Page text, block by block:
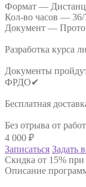
Формат —
Кол-во часов — 36/
Документ —
Разработка курса
Документы
ФРДО✔
Бесплатная
Без отрыва от
4 000 ₽
Записаться Задать
Скидка от 15%
Описание